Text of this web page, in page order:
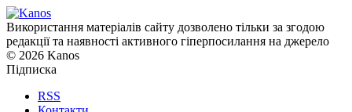
Використання матеріалів сайту дозволено тільки за згодою
редакції та наявності активного гіперпосилання на джерело
© 2026 Kanos
Підписка
RSS